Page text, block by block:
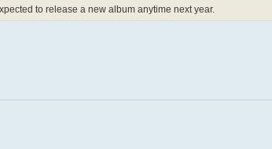
to release a new album anytime next year.